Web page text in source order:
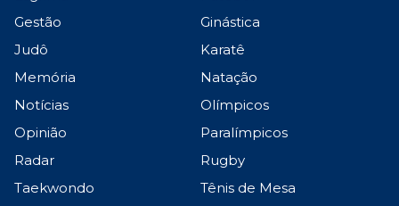
Gestão
Ginástica
Judô
Karatê
Memória
Natação
Notícias
Olímpicos
Opinião
Paralímpicos
Radar
Rugby
Taekwondo
Tênis de Mesa